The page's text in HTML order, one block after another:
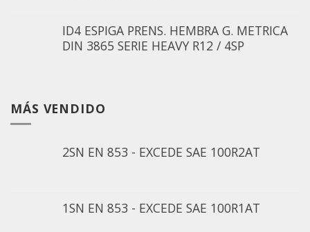
ID4 ESPIGA PRENS. HEMBRA G. METRICA
DIN 3865 SERIE HEAVY R12 / 4SP
MÁS VENDIDO
2SN EN 853 - EXCEDE SAE 100R2AT
1SN EN 853 - EXCEDE SAE 100R1AT